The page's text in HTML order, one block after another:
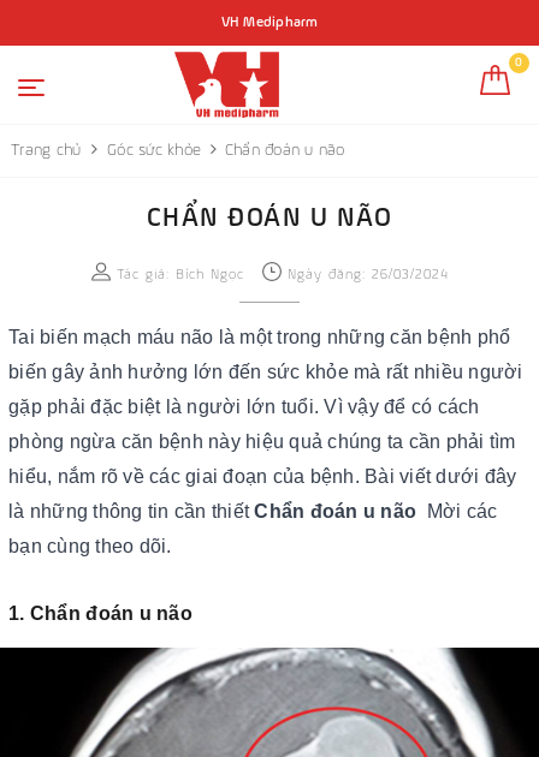
VH Medipharm
0
Trang chủ Góc sức khỏe Chẩn đoán u não
CHẨN ĐOÁN U NÃO
Tác giả: Bích Ngọc Ngày đăng: 26/03/2024
Tai biến mạch máu não là một trong những căn bệnh phổ
biến gây ảnh hưởng lớn đến sức khỏe mà rất nhiều người
gặp phải đặc biệt là người lớn tuổi. Vì vậy để có cách
phòng ngừa căn bệnh này hiệu quả chúng ta cần phải tìm
hiểu, nắm rõ về các giai đoạn của bệnh. Bài viết dưới đây
là những thông tin cần thiếtChẩn đoán u não
Mời các
bạn cùng theo dõi.
1. Chẩn đoán u não